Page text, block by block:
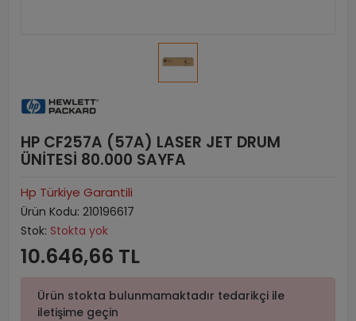
HP CF257A (57A) LASER JET DRUM
ÜNİTESİ 80.000 SAYFA
Hp Türkiye Garantili
Ürün Kodu: 210196617
Stok: Stokta yok
10.646,66 TL
Ürün stokta bulunmamaktadır tedarikçi ile
iletişime geçin